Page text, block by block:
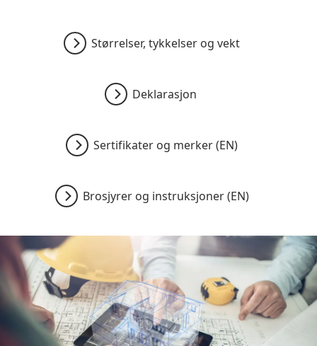
Størrelser, tykkelser og vekt
Deklarasjon
Sertifikater og merker (EN)
Brosjyrer og instruksjoner (EN)